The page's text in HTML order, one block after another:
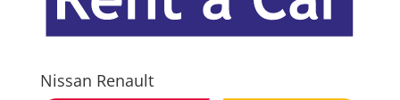
Nissan Renault